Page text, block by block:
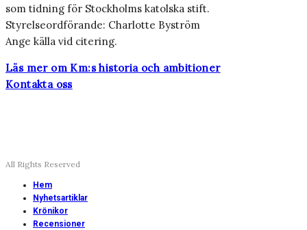
som tidning för Stockholms katolska stift.
Styrelseordförande: Charlotte Byström
Ange källa vid citering.
Läs mer om Km:s historia och ambitioner
Kontakta oss
All Rights Reserved
Hem
Nyhetsartiklar
Krönikor
Recensioner